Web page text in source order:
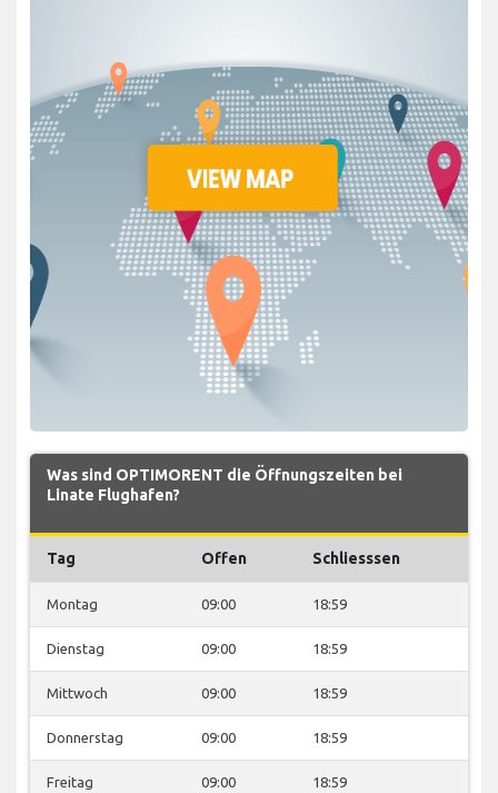
Was sind OPTIMORENT die Öffnungszeiten bei
Linate Flughafen?
Tag Offen Schliesssen
Montag 09:00 18:59
Dienstag 09:00 18:59
Mittwoch 09:00 18:59
Donnerstag 09:00 18:59
Freitag 09:00 18:59